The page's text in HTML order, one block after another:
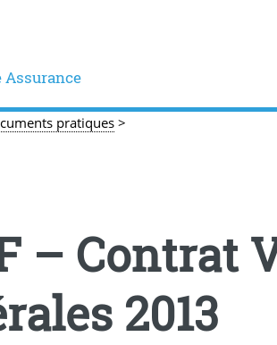
Assurance
pratiques>
– Contrat
2013